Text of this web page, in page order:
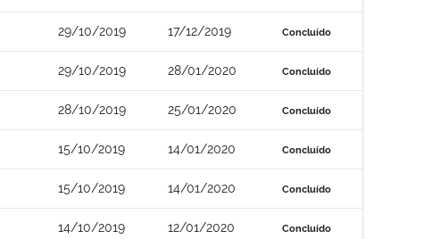
29/10/2019 17/12/2019 Concluído
29/10/2019 28/01/2020 Concluído
28/10/2019 25/01/2020 Concluído
15/10/2019 14/01/2020 Concluído
15/10/2019 14/01/2020 Concluído
14/10/2019 12/01/2020 Concluído